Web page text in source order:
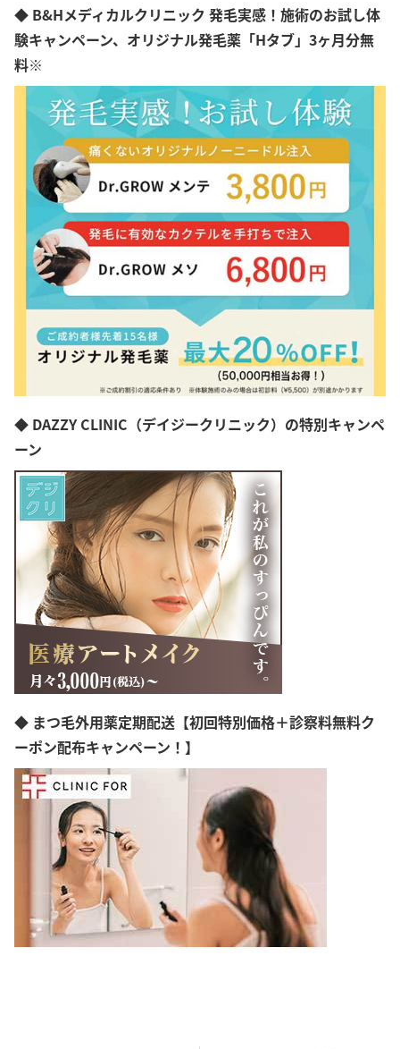
群馬県
埼玉県
千葉県
神奈川県
新潟県
山梨県
長野県
愛知県
三重県
滋賀県
大阪府
兵庫県
和歌山県
広島県
山口県
香川県
愛媛県
高知県
佐賀県
長崎県
大分県
鹿児島県
沖縄県
大田区
足立区
目黒区
世田谷区
武蔵野市
町田市
八王子市
品川区
中野区
オンライン診療
◆ B&Hメディカルクリニック 発毛実感！施術のお試し体
験キャンペーン、オリジナル発毛薬「Hタブ」3ヶ月分無
料※
◆ DAZZY CLINIC（デイジークリニック）の特別キャンペ
ーン
◆ まつ毛外用薬定期配送【初回特別価格＋診察料無料ク
ーポン配布キャンペーン！】